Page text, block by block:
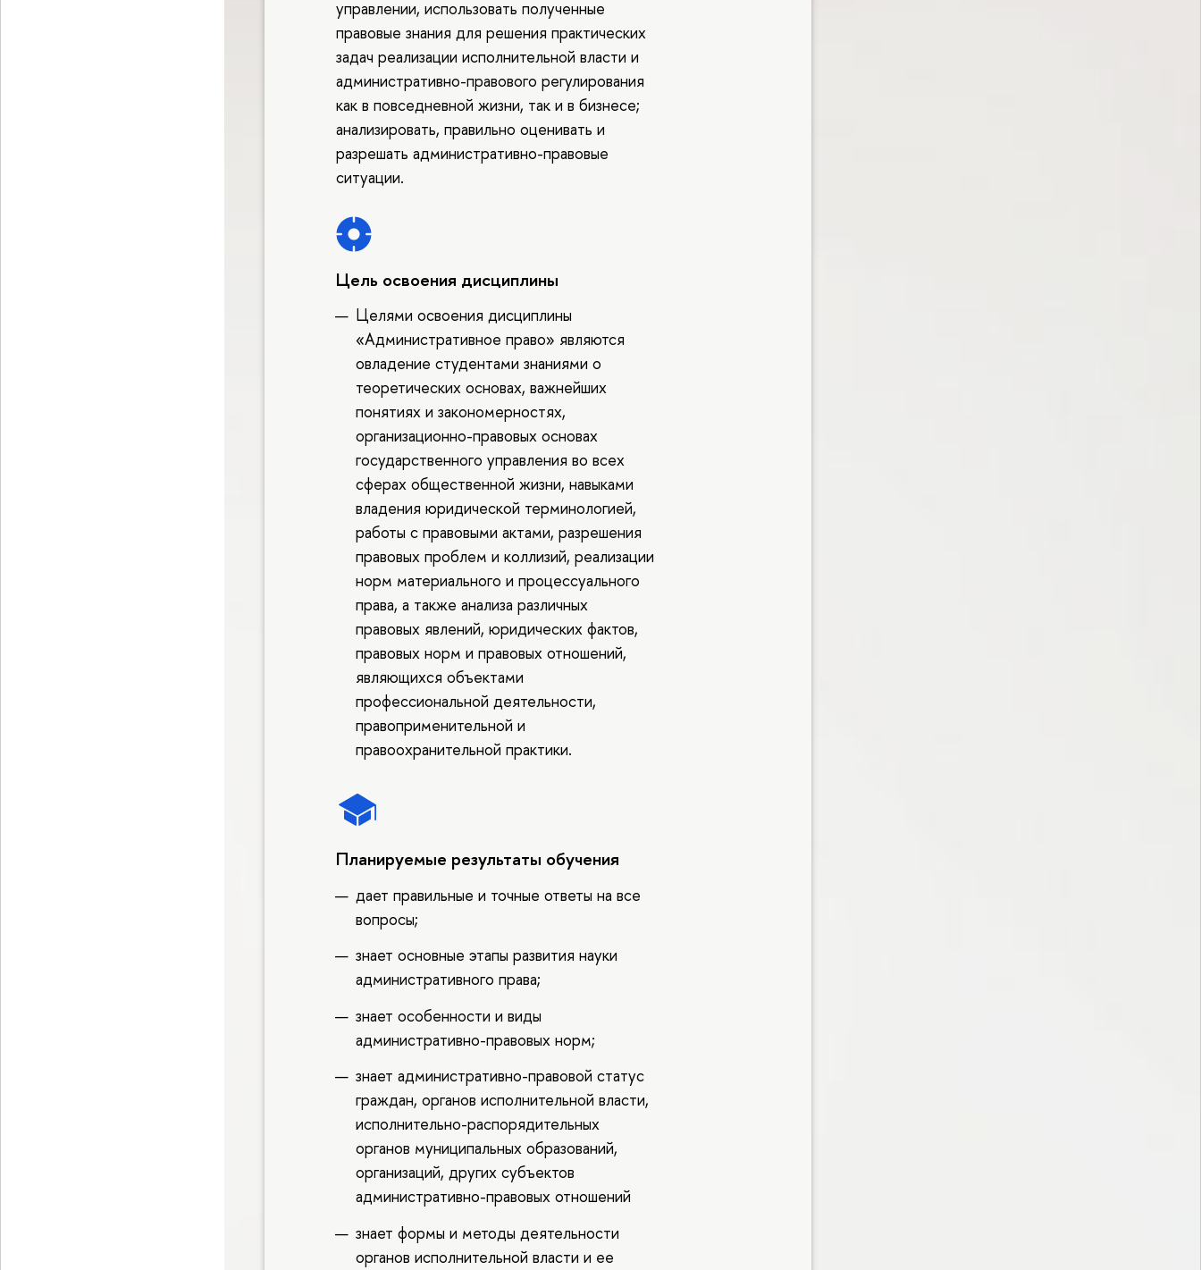
управлении, использовать полученные
правовые знания для решения практических
задач реализации исполнительной власти и
административно-правового регулирования
как в повседневной жизни, так и в бизнесе;
анализировать, правильно оценивать и
разрешать административно-правовые
ситуации.
Цель освоения дисциплины
Целями освоения дисциплины
«Административное право» являются
овладение студентами знаниями о
теоретических основах, важнейших
понятиях и закономерностях,
организационно-правовых основах
государственного управления во всех
сферах общественной жизни, навыками
владения юридической терминологией,
работы с правовыми актами, разрешения
правовых проблем и коллизий, реализации
норм материального и процессуального
права, а также анализа различных
правовых явлений, юридических фактов,
правовых норм и правовых отношений,
являющихся объектами
профессиональной деятельности,
правоприменительной и
правоохранительной практики.
Планируемые результаты обучения
дает правильные и точные ответы на все
вопросы;
знает основные этапы развития науки
административного права;
знает особенности и виды
административно-правовых норм;
знает административно-правовой статус
граждан, органов исполнительной власти,
исполнительно-распорядительных
органов муниципальных образований,
организаций, других субъектов
административно-правовых отношений
знает формы и методы деятельности
органов исполнительной власти и ее